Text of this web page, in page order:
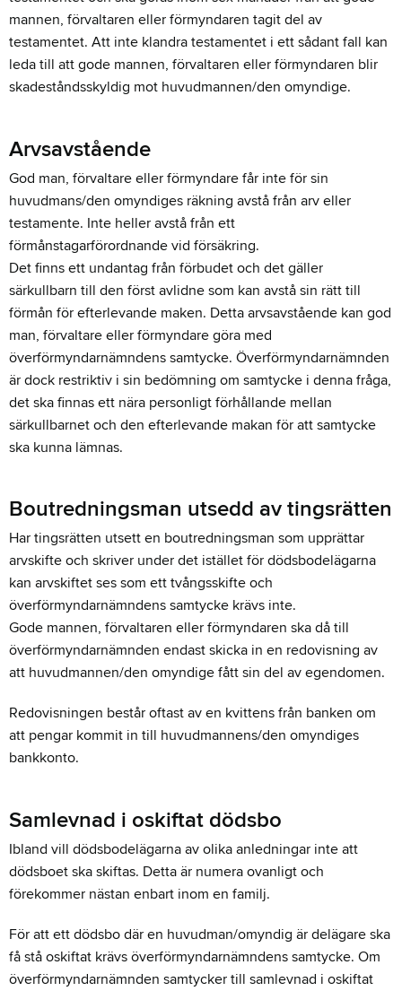
mannen, förvaltaren eller förmyndaren tagit del av
testamentet. Att inte klandra testamentet i ett sådant fall kan
leda till att gode mannen, förvaltaren eller förmyndaren blir
skadeståndsskyldig mot huvudmannen/den omyndige.
Arvsavstående
God man, förvaltare eller förmyndare får inte för sin
huvudmans/den omyndiges räkning avstå från arv eller
testamente. Inte heller avstå från ett
förmånstagarförordnande vid försäkring.
Det finns ett undantag från förbudet och det gäller
särkullbarn till den först avlidne som kan avstå sin rätt till
förmån för efterlevande maken. Detta arvsavstående kan god
man, förvaltare eller förmyndare göra med
överförmyndarnämndens samtycke. Överförmyndarnämnden
är dock restriktiv i sin bedömning om samtycke i denna fråga,
det ska finnas ett nära personligt förhållande mellan
särkullbarnet och den efterlevande makan för att samtycke
ska kunna lämnas.
Boutredningsman utsedd av tingsrätten
Har tingsrätten utsett en boutredningsman som upprättar
arvskifte och skriver under det istället för dödsbodelägarna
kan arvskiftet ses som ett tvångsskifte och
överförmyndarnämndens samtycke krävs inte.
Gode mannen, förvaltaren eller förmyndaren ska då till
överförmyndarnämnden endast skicka in en redovisning av
att huvudmannen/den omyndige fått sin del av egendomen.
Redovisningen består oftast av en kvittens från banken om
att pengar kommit in till huvudmannens/den omyndiges
bankkonto.
Samlevnad i oskiftat dödsbo
Ibland vill dödsbodelägarna av olika anledningar inte att
dödsboet ska skiftas. Detta är numera ovanligt och
förekommer nästan enbart inom en familj.
För att ett dödsbo där en huvudman/omyndig är delägare ska
få stå oskiftat krävs överförmyndarnämndens samtycke. Om
överförmyndarnämnden samtycker till samlevnad i oskiftat